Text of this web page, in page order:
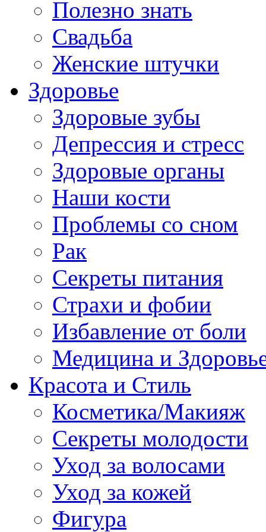
Полезно знать
Свадьба
Женские штучки
Здоровье
Здоровые зубы
Депрессия и стресс
Здоровые органы
Наши кости
Проблемы со сном
Рак
Секреты питания
Страхи и фобии
Избавление от боли
Медицина и
Красота и Стиль
Косметика/Макияж
Секреты молодости
Уход за волосами
Уход за кожей
Фигура